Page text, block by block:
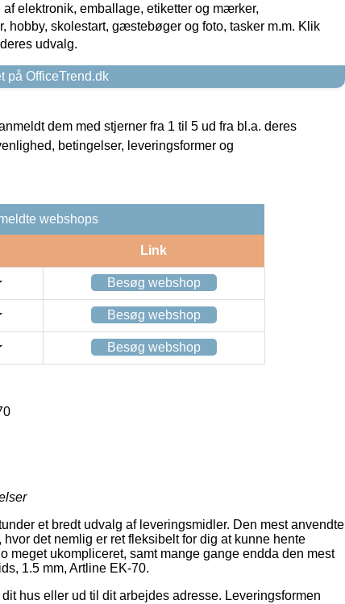
af elektronik, emballage, etiketter og mærker,
hobby, skolestart, gæstebøger og foto, tasker m.m. Klik
udvalg.
på OfficeTrend.dk
dem med stjerner fra 1 til 5 ud fra bl.a. deres
betingelser, leveringsformer og
webshops
Link
Besøg webshop
Besøg webshop
Besøg webshop
et bredt udvalg af leveringsmidler. Den mest anvendte
det nemlig er ret fleksibelt for dig at kunne hente
meget ukompliceret, samt mange gange endda den mest
1.5 mm, Artline EK-70.
hus eller ud til dit arbejdes adresse. Leveringsformen